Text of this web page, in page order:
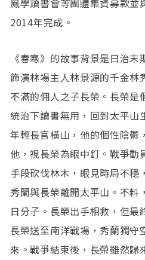
鳳學讀書會等團體集資募款並
2014年完成。
《春寒》的故事背景是日治
飾演林場主人林景源的千金林
不滿的佣人之子長榮。長榮是
統治下讀書無用，回到太平山
年輕長官橫山，他的個性陰鬱
他，視長榮為眼中釘。戰爭動
手段砍伐林木，眼見時局不穩
秀蘭與長榮離開太平山。不料
日分子。長榮出手相救，但最
長榮送至南洋戰場，秀蘭獨守
來。戰爭結束後，長榮雖然歸